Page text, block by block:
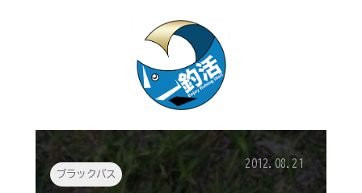
ブラックバス
2012.08.21